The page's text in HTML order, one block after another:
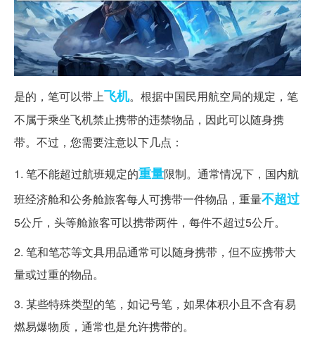
是的，笔可以带上飞机。根据中国民用航空局的规定，笔
不属于乘坐飞机禁止携带的违禁物品，因此可以随身携
带。不过，您需要注意以下几点：
1. 笔不能超过航班规定的重量限制。通常情况下，国内航
班经济舱和公务舱旅客每人可携带一件物品，重量不超过
5公斤，头等舱旅客可以携带两件，每件不超过5公斤。
2. 笔和笔芯等文具用品通常可以随身携带，但不应携带大
量或过重的物品。
3. 某些特殊类型的笔，如记号笔，如果体积小且不含有易
燃易爆物质，通常也是允许携带的。